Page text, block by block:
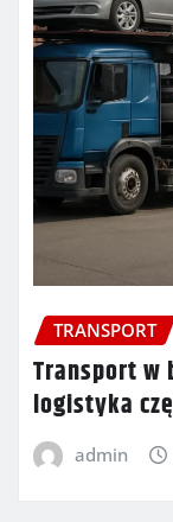
TRANSPORT
Transport w
logistyka
admin